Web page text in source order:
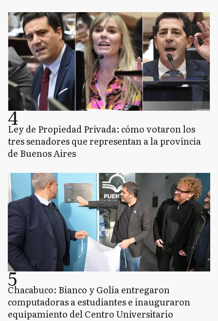
4
Ley de Propiedad Privada: cómo votaron los
tres senadores que representan a la provincia
de Buenos Aires
5
Chacabuco: Bianco y Golía entregaron
computadoras a estudiantes e inauguraron
equipamiento del Centro Universitario